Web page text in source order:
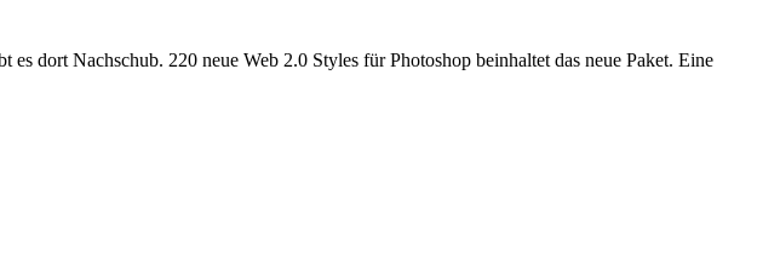
es dort Nachschub. 220 neue Web 2.0 Styles für Photoshop beinhaltet das neue Paket. Eine